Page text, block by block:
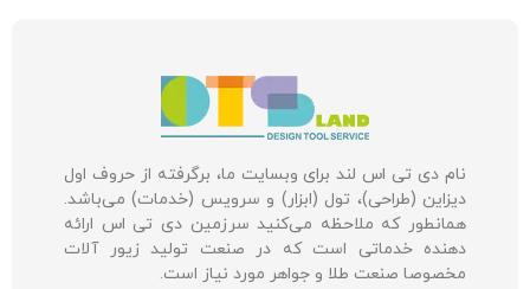
نام دی تی اس لند برای وبسایت ما، برگرفته از حروف اول
دیزاین (طراحی)، تول (ابزار) و سرویس (خدمات) می‌باشد.
همانطور که ملاحظه می‌کنید سرزمین دی تی اس ارائه
دهنده خدماتی است که در صنعت تولید زیور آلات
مخصوصا صنعت طلا و جواهر مورد نیاز است.